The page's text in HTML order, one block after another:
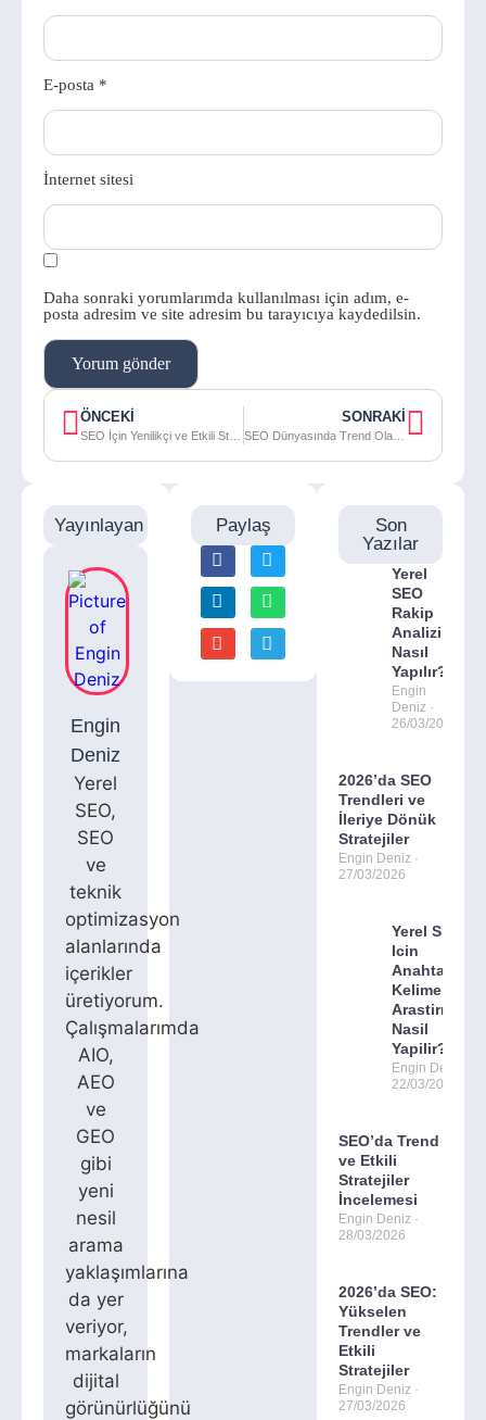
E-posta *
İnternet sitesi
Daha sonraki yorumlarımda kullanılması için adım, e-
posta adresim ve site adresim bu tarayıcıya kaydedilsin.
ÖNCEKI SONRAKI
SEO Dünyasında Trend Olan Stratejiler ve Taktikler
Yayınlayan
Engin
Deniz
Yerel
SEO,
SEO
ve
teknik
optimizasyon
alanlarında
içerikler
üretiyorum.
Çalışmalarımda
AIO,
AEO
ve
GEO
gibi
yeni
nesil
arama
yaklaşımlarına
da yer
veriyor,
markaların
dijital
görünürlüğünü
Paylaş
Son
Yazılar
Yerel
SEO
Rakip
Analizi
Nasıl
Yapılır?
Engin
Deniz
26/03/2026
2026’da SEO
Trendleri ve
İleriye Dönük
Stratejiler
Engin Deniz
27/03/2026
Yerel SEO
Icin
Anahtar
Kelime
Arastirmasi
Nasil
Yapilir?
Engin Deniz
22/03/2026
SEO’da Trend
ve Etkili
Stratejiler
İncelemesi
Engin Deniz
28/03/2026
2026’da SEO:
Yükselen
Trendler ve
Etkili
Stratejiler
Engin Deniz
27/03/2026